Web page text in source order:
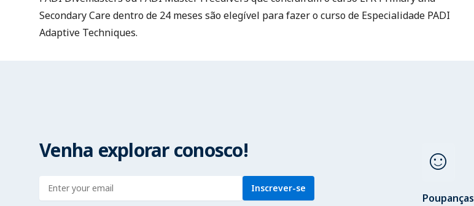
Secondary Caredentro de 24 meses são elegível para fazer o curso de Especialidade PADI
Adaptive Techniques.
Venha explorar conosco!
Enter address Inscrever-se
sentiment_satisfied
Poupanças